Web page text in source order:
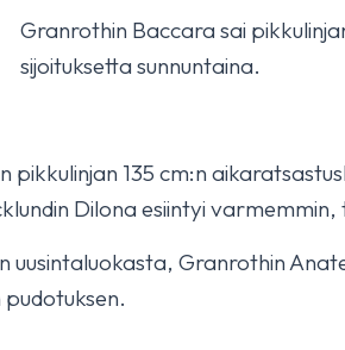
Granrothin Baccara sai
sijoituksetta sunnuntaina.
pikkulinjan 135 cm:n
Dilona esiintyi
uusintaluokasta, Granrothin